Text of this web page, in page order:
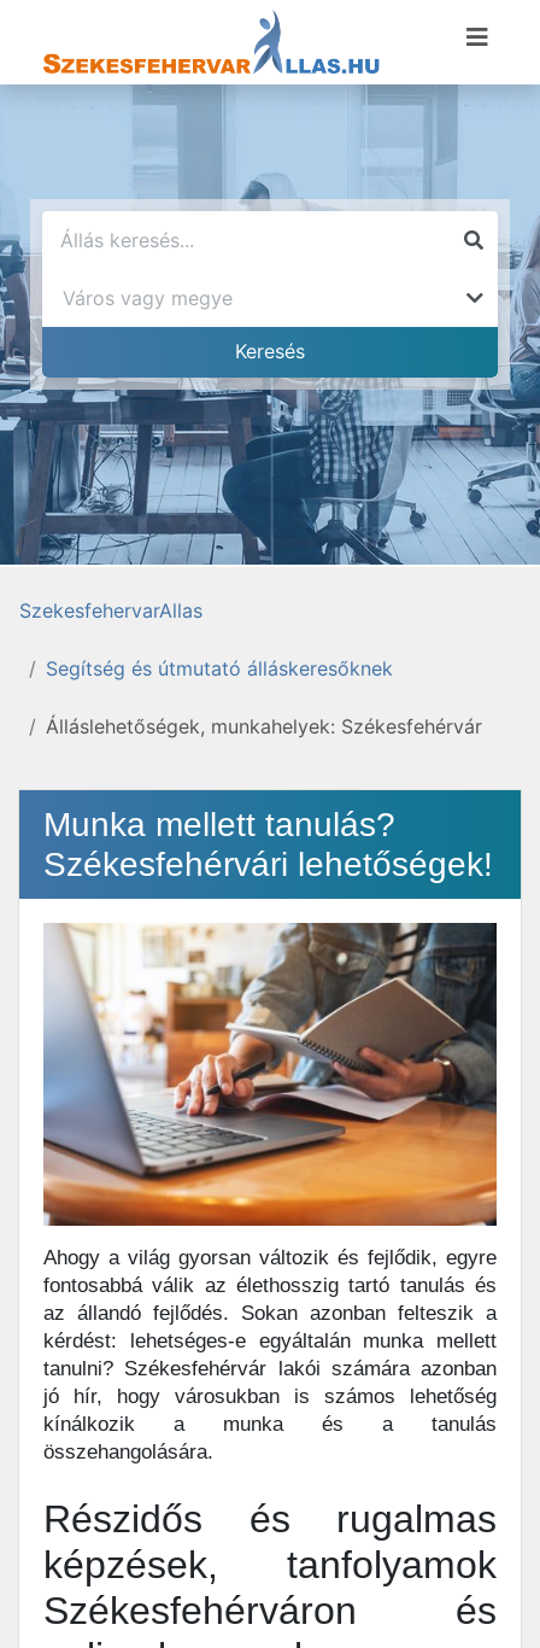
SzekesfehervarAllas
Segítség és útmutató álláskeresőknek
Álláslehetőségek, munkahelyek: Székesfehérvár
Munka mellett tanulás?
Székesfehérvári lehetőségek!
Ahogy a világ gyorsan változik és fejlődik, egyre
fontosabbá válik az élethosszig tartó tanulás és
az állandó fejlődés. Sokan azonban felteszik a
kérdést: lehetséges-e egyáltalán munka mellett
tanulni? Székesfehérvár lakói számára azonban
jó hír, hogy városukban is számos lehetőség
kínálkozik a munka és a tanulás
összehangolására.
Részidős és rugalmas
képzések, tanfolyamok
Székesfehérváron és